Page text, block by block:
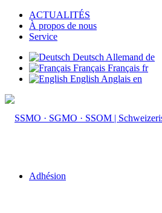
ACTUALITÉS
À propos de nous
Service
Deutsch Allemand de
Français Français fr
English Anglais en
Adhésion